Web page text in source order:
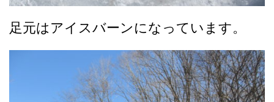
足元はアイスバーンになっています。